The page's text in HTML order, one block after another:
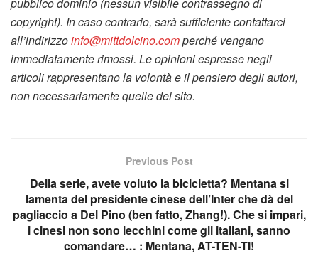
copyright). In caso contrario, sarà sufficiente contattarci
all’indirizzoinfo@mittdolcino.comperché vengano
immediatamente rimossi. Le opinioni espresse negli
articoli rappresentano la volontà e il pensiero degli autori,
non necessariamente quelle del sito.
Previous Post
Della serie, avete voluto la bicicletta? Mentana si
lamenta del presidente cinese dell’Inter che dà del
pagliaccio a Del Pino (ben fatto, Zhang!). Che si impari,
i cinesi non sono lecchini come gli italiani, sanno
comandare… : Mentana, AT-TEN-TI!